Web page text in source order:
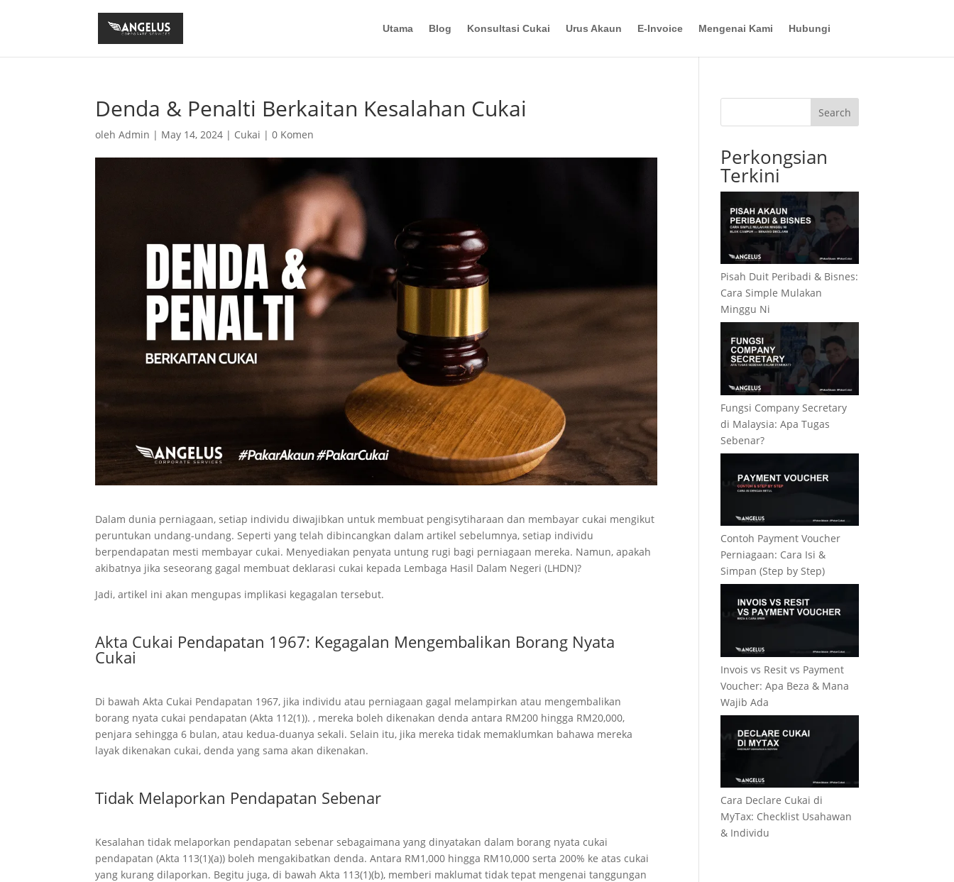
Utama Blog Konsultasi Cukai Urus Akaun E-Invoice Mengenai Kami Hubungi
Denda & Penalti Berkaitan Kesalahan Cukai
olehAdmin | May 14, 2024 | Cukai |0 Komen
Dalam dunia perniagaan, setiap individu diwajibkan untuk membuat pengisytiharaan dan membayar cukai mengikut
peruntukan undang-undang. Seperti yang telah dibincangkan dalam artikel sebelumnya, setiap individu
berpendapatan mesti membayar cukai. Menyediakan penyata untung rugi bagi perniagaan mereka. Namun, apakah
akibatnya jika seseorang gagal membuat deklarasi cukai kepada Lembaga Hasil Dalam Negeri (LHDN)?
Jadi, artikel ini akan mengupas implikasi kegagalan tersebut.
Akta Cukai Pendapatan 1967: Kegagalan Mengembalikan Borang Nyata
Cukai
Di bawah Akta Cukai Pendapatan 1967, jika individu atau perniagaan gagal melampirkan atau mengembalikan
borang nyata cukai pendapatan (Akta 112(1)). , mereka boleh dikenakan denda antara RM200 hingga RM20,000,
penjara sehingga 6 bulan, atau kedua-duanya sekali. Selain itu, jika mereka tidak memaklumkan bahawa mereka
layak dikenakan cukai, denda yang sama akan dikenakan.
Tidak Melaporkan Pendapatan Sebenar
Kesalahan tidak melaporkan pendapatan sebenar sebagaimana yang dinyatakan dalam borang nyata cukai
pendapatan (Akta 113(1)(a)) boleh mengakibatkan denda. Antara RM1,000 hingga RM10,000 serta 200% ke atas cukai
yang kurang dilaporkan. Begitu juga, di bawah Akta 113(1)(b), memberi maklumat tidak tepat mengenai tanggungan
Search
Perkongsian
Terkini
Pisah Duit Peribadi & Bisnes:
Cara Simple Mulakan
Minggu Ni
Fungsi Company Secretary
di Malaysia: Apa Tugas
Sebenar?
Contoh Payment Voucher
Perniagaan: Cara Isi &
Simpan (Step by Step)
Invois vs Resit vs Payment
Voucher: Apa Beza & Mana
Wajib Ada
Cara Declare Cukai di
MyTax: Checklist Usahawan
& Individu